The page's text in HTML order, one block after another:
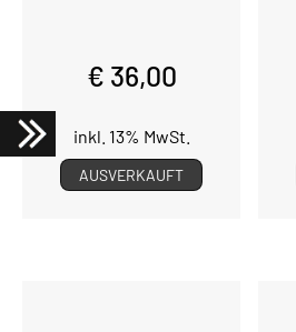
€ 36,00
inkl. 13% MwSt.
AUSVERKAUFT